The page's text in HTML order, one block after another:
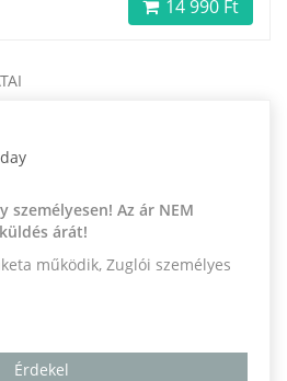
14 990 Ft
személyesen! Az ár NEM
árát!
működik, Zuglói személyes
Érdekel